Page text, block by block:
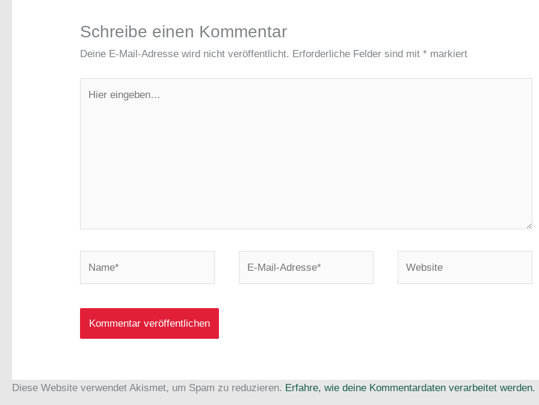
Schreibe einen Kommentar
Deine E-Mail-Adresse wird nicht veröffentlicht. Erforderliche Felder sind mit* markiert
eingeben…
Diese Website verwendet Akismet, um Spam zu reduzieren. Erfahre, wie deine Kommentardaten verarbeitet werden.